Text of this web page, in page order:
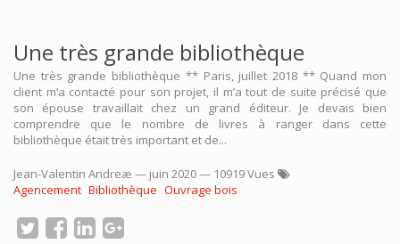
Une très grande bibliothèque
Une très grande bibliothèque ** Paris, juillet 2018 ** Quand mon
client m’a contacté pour son projet, il m’a tout de suite précisé que
son épouse travaillait chez un grand éditeur. Je devais bien
comprendre que le nombre de livres à ranger dans cette
bibliothèque était très important et de...
Jean-Valentin Andreæ — juin 2020— 10919 Vues
Agencement Bibliothèque Ouvrage bois